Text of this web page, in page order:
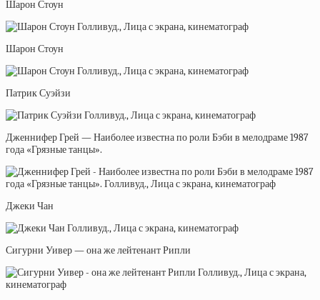
Шарон Стоун
Шарон Стоун
Патрик Суэйзи
Дженнифер Грей — Наиболее известна по роли Бэби в мелодраме 1987
года «Грязные танцы».
Джеки Чан
Сигурни Уивер — она же лейтенант Рипли